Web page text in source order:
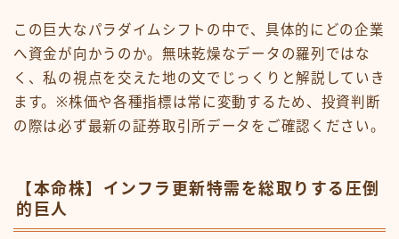
この巨大なパラダイムシフトの中で、具体的にどの企業
へ資金が向かうのか。無味乾燥なデータの羅列ではな
く、私の視点を交えた地の文でじっくりと解説していき
ます。※株価や各種指標は常に変動するため、投資判断
の際は必ず最新の証券取引所データをご確認ください。
【本命株】インフラ更新特需を総取りする圧倒
的巨人